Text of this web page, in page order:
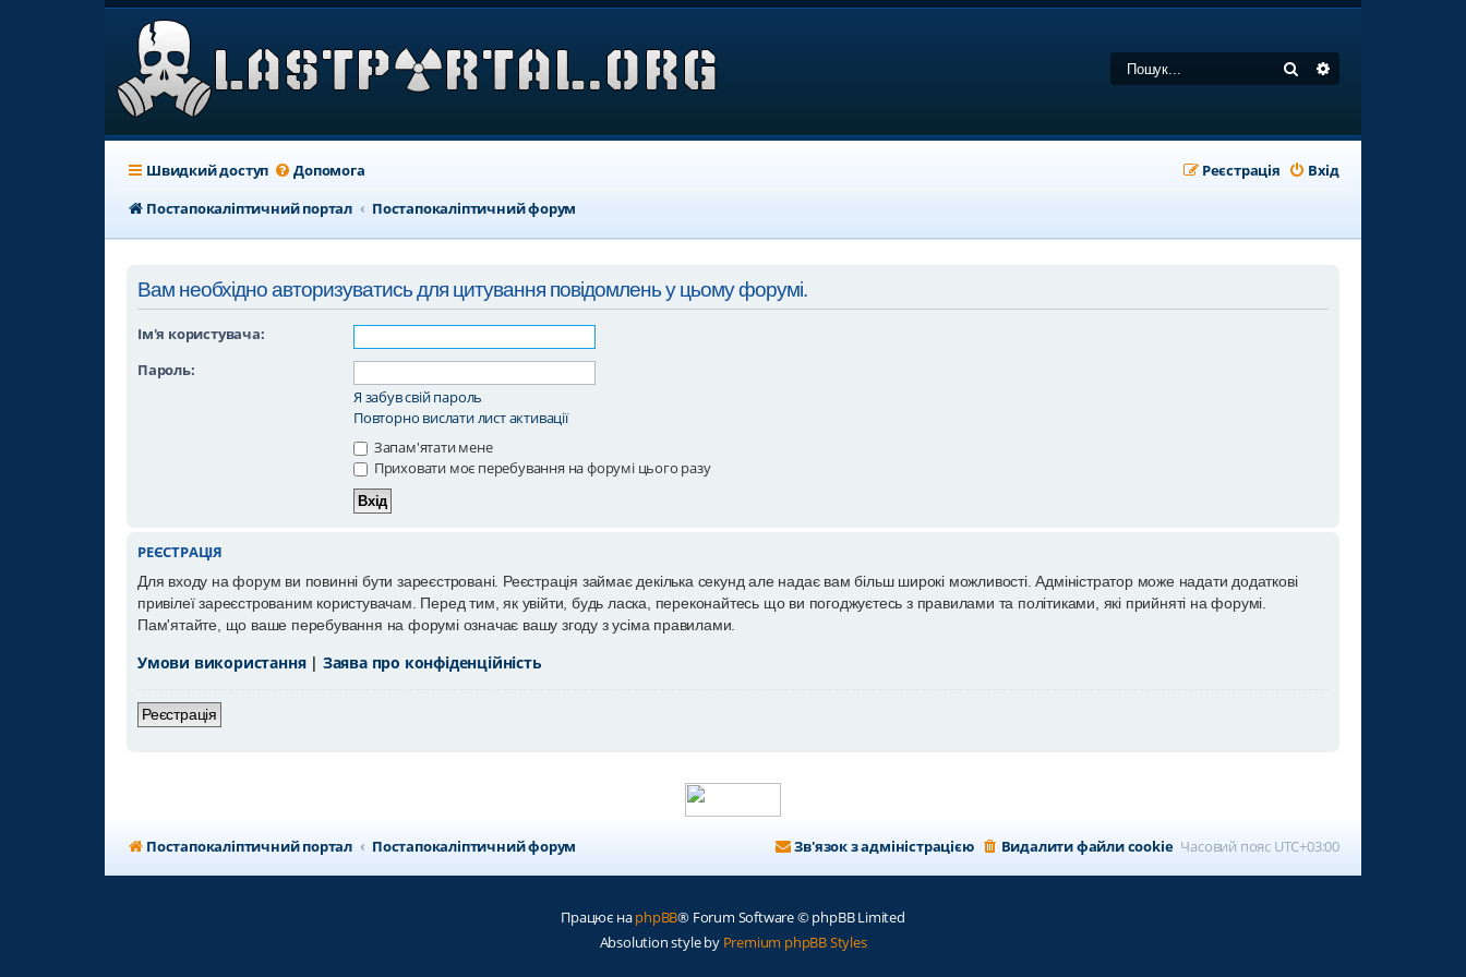
Пошук
Швидкий доступ Допомога Вхід
Реєстрація
Постапокаліптичний портал
Постапокаліптичний форум
Вам необхідно авторизуватись для цитування повідомлень у цьому форумі.
Ім'я користувача:
Пароль:
Я забув свій пароль
Повторно вислати лист активації
Запам'ятати мене
Приховати моє перебування на форумі цього разу
РЕЄСТРАЦІЯ
Для входу на форум ви повинні бути зареєстровані. Реєстрація займає декілька секунд але надає вам більш широкі можливості. Адміністратор може надати додаткові
привілеї зареєстрованим користувачам. Перед тим, як увійти, будь ласка, переконайтесь що ви погоджуєтесь з правилами та політиками, які прийняті на форумі.
Пам'ятайте, що ваше перебування на форумі означає вашу згоду з усіма правилами.
Умови використання| Заява про конфіденційність
Реєстрація
Постапокаліптичний портал Постапокаліптичний форум Часовий пояс UTC+03:00
Видалити файли cookie
Зв'язок з адміністрацією
Працює наphpBB® Forum Software © phpBB Limited
Absolution style by Premium phpBB Styles